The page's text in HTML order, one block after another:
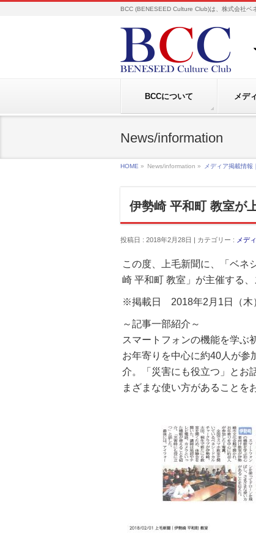
BCC (BENESEED Culture Club)は、株式会社ベ
BCCについて メデ
News/information
HOME » News/information » メディア掲載情
伊勢崎 平和町 教室が
投稿日 : 2018年2月28日 | カテゴリー : メデ
この度、上毛新聞に、「ベネ
崎 平和町 教室」が主催する
※掲載日 2018年2月1日（木
～記事一部紹介～
スマートフォンの機能を学ぶ
お年寄りを中心に約40人が参
介。「災害にも役立つ」とお
まざまな使い方があることを